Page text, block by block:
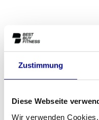
Zustimmung
Diese Webseite
Wir verwenden